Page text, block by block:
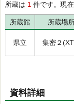
所蔵は 1 件です。現
所蔵館 所蔵場
県立 集密２
資料詳細